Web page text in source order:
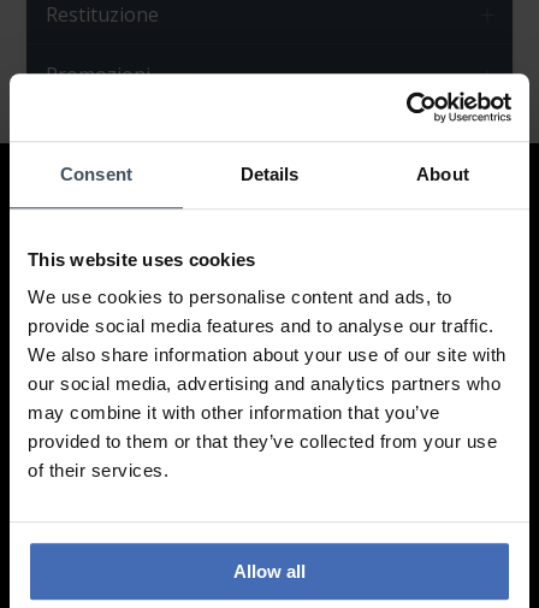
Consent Details About
This website uses cookies
We use cookies to personalise content and ads, to
provide social media features and to analyse our traffic.
We also share information about your use of our site with
our social media, advertising and analytics partners who
may combine it with other information that you’ve
provided to them or that they’ve collected from your use
of their services.
Allow all
Restituzione
Promozioni
Contatto
LUXOIA Webshop AG
Modulo di contatto
o via e-mail
Non vediamo l'ora della vostra visita!
Trova un filiale
Informazione